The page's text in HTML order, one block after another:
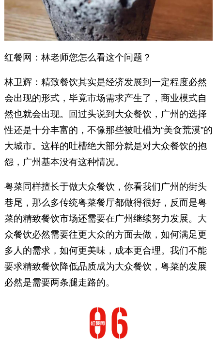
红餐网：林老师您怎么看这个问题？
林卫辉：精致餐饮其实是经济发展到一定程度必然
会出现的形式，毕竟市场需求产生了，商业模式自
然也就会出现。回过头说到大众餐饮，广州的选择
性还是十分丰富的，不像那些被吐槽为“美食荒漠”的
大城市。这样的吐槽绝大部分就是对大众餐饮的抱
怨，广州基本没有这种情况。
粤菜同样擅长于做大众餐饮，你看我们广州的街头
巷尾，那么多传统粤菜餐厅都做得很好，反而是粤
菜的精致餐饮市场还需要在广州继续努力发展。大
众餐饮必然需要往更大众的方面去做，如何满足更
多人的需求，如何更美味，成本更合理。我们不能
要求精致餐饮降低品质成为大众餐饮，粤菜的发展
必然是需要两条腿走路的。